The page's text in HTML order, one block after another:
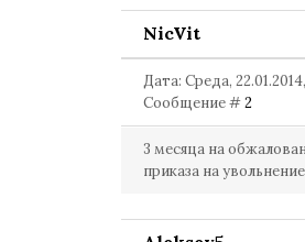
NicVit
Дата: Среда,
Сообщение #2
3 месяца на
приказа на